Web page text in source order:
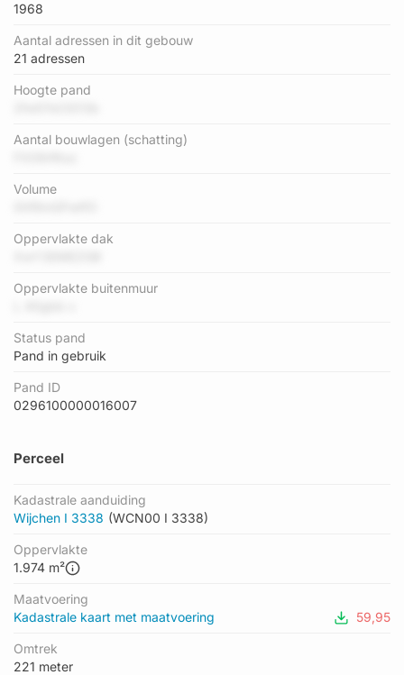
1968
Aantal adressen in dit gebouw
21 adressen
Hoogte pand
Aantal bouwlagen (schatting)
Volume
Oppervlakte dak
Oppervlakte buitenmuur
Status pand
Pand in gebruik
Pand ID
0296100000016007
Perceel
Kadastrale aanduiding
Wijchen I 3338 (WCN00 I 3338)
Oppervlakte
1.974 m²
Maatvoering
Kadastrale kaart met maatvoering
59,95
Omtrek
221 meter